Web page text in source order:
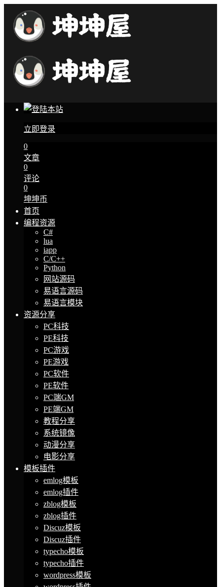
立即登录
0
文章
0
评论
0
坤坤币
首页
编程资源
C#
lua
iapp
C/C++
Python
网站源码
易语言源码
易语言模块
资源分享
PC科技
PE科技
PC游戏
PE游戏
PC软件
PE软件
PC端GM
PE端GM
教程分享
系统镜像
动漫分享
电影分享
模板插件
emlog模板
emlog插件
zblog模板
zblog插件
Discuz模板
Discuz插件
typecho模板
typecho插件
wordpress模板